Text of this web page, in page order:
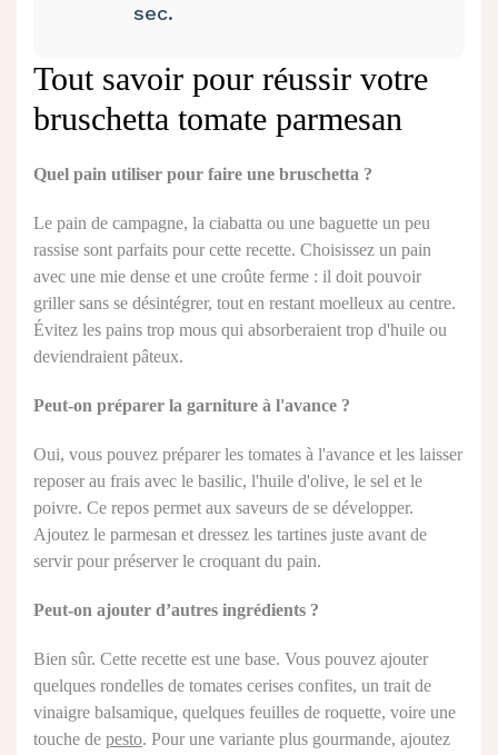
sec.
Tout savoir pour réussir votre
bruschetta tomate parmesan
Quel pain utiliser pour faire une bruschetta ?
Le pain de campagne, la ciabatta ou une baguette un peu
rassise sont parfaits pour cette recette. Choisissez un pain
avec une mie dense et une croûte ferme : il doit pouvoir
griller sans se désintégrer, tout en restant moelleux au centre.
Évitez les pains trop mous qui absorberaient trop d'huile ou
deviendraient pâteux.
Peut-on préparer la garniture à l'avance ?
Oui, vous pouvez préparer les tomates à l'avance et les laisser
reposer au frais avec le basilic, l'huile d'olive, le sel et le
poivre. Ce repos permet aux saveurs de se développer.
Ajoutez le parmesan et dressez les tartines juste avant de
servir pour préserver le croquant du pain.
Peut-on ajouter d’autres ingrédients ?
Bien sûr. Cette recette est une base. Vous pouvez ajouter
quelques rondelles de tomates cerises confites, un trait de
vinaigre balsamique, quelques feuilles de roquette, voire une
touche de pesto. Pour une variante plus gourmande, ajoutez